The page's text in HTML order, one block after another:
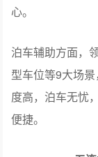
心。
泊车辅助方面，
型车位等9大场
度高，泊车无忧
便捷。